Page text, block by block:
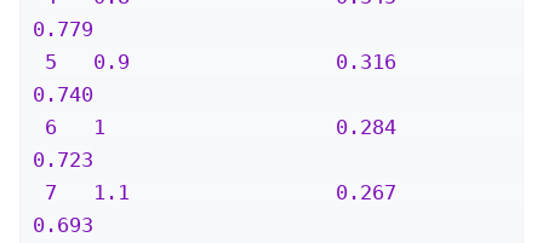
0.779
0.740
0.723
0.693